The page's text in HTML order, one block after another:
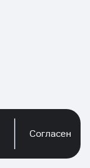
Согласен